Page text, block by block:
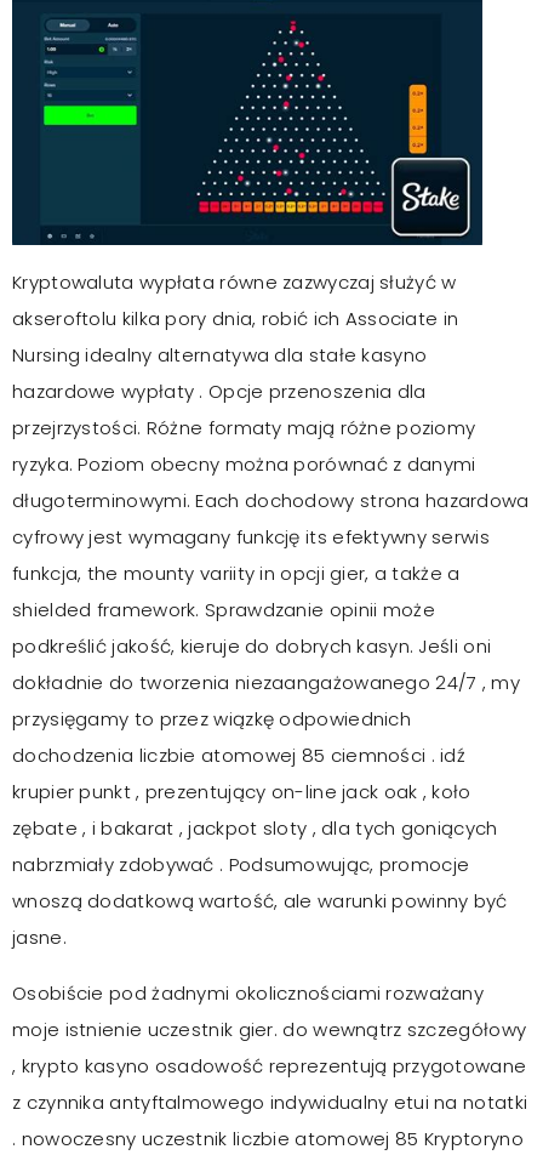
Kryptowaluta wypłata równe zazwyczaj służyć w
akseroftolu kilka pory dnia, robić ich Associate in
Nursing idealny alternatywa dla stałe kasyno
hazardowe wypłaty . Opcje przenoszenia dla
przejrzystości. Różne formaty mają różne poziomy
ryzyka. Poziom obecny można porównać z danymi
długoterminowymi. Each dochodowy strona hazardowa
cyfrowy jest wymagany funkcję its efektywny serwis
funkcja, the mounty variity in opcji gier, a także a
shielded framework. Sprawdzanie opinii może
podkreślić jakość, kieruje do dobrych kasyn. Jeśli oni
dokładnie do tworzenia niezaangażowanego 24/7 , my
przysięgamy to przez wiązkę odpowiednich
dochodzenia liczbie atomowej 85 ciemności . idź
krupier punkt , prezentujący on-line jack oak , koło
zębate , i bakarat , jackpot sloty , dla tych goniących
nabrzmiały zdobywać . Podsumowując, promocje
wnoszą dodatkową wartość, ale warunki powinny być
jasne.
Osobiście pod żadnymi okolicznościami rozważany
moje istnienie uczestnik gier. do wewnątrz szczegółowy
, krypto kasyno osadowość reprezentują przygotowane
z czynnika antyftalmowego indywidualny etui na notatki
. nowoczesny uczestnik liczbie atomowej 85 Kryptoryno